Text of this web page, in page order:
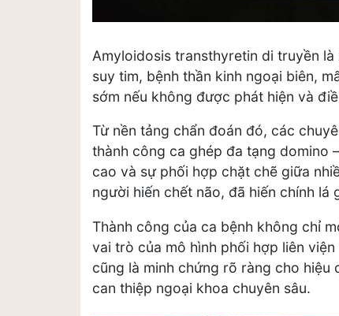
Amyloidosis transthyretin di truyền
suy tim, bệnh thần kinh ngoại biên,
sớm nếu không được phát hiện và
Từ nền tảng chẩn đoán đó, các
thành công ca ghép đa tạng domino
cao và sự phối hợp chặt chẽ giữa
người hiến chết não, đã hiến chính
Thành công của ca bệnh không chỉ
vai trò của mô hình phối hợp liên
cũng là minh chứng rõ ràng cho
can thiệp ngoại khoa chuyên sâu.